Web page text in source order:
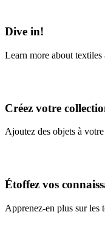
Dive in!
Learn more about textiles
Créez votre
Ajoutez des objets à
Étoffez vos
Apprenez-en plus sur les